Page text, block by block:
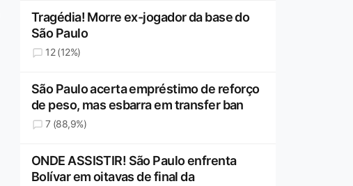
Tragédia! Morre ex-jogador da base do
São Paulo
12 (12%)
São Paulo acerta empréstimo de reforço
de peso, mas esbarra em transfer ban
7 (88,9%)
ONDE ASSISTIR! São Paulo enfrenta
Bolívar em oitavas de final da